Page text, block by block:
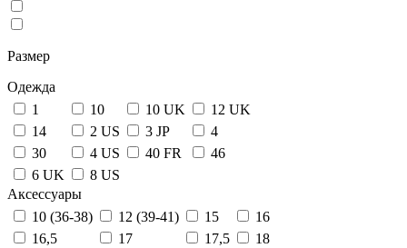
Размер
Одежда
1
10 10 UK
12 UK
14
2 US 3 JP
4
30
4 US 40 FR
46
6 UK
8 US
Аксессуары
10 (36-38)
12 (39-41) 15
16
16,5
17 17,5
18